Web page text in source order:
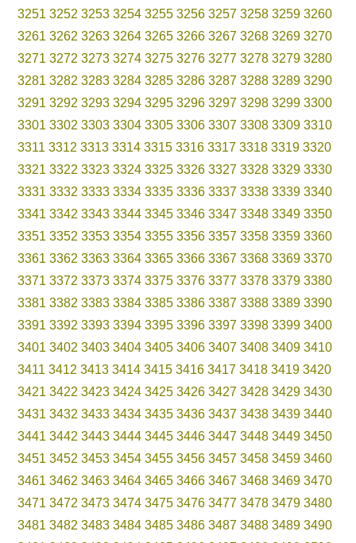
3251 3252 3253 3254 3255 3256 3257 3258 3259 3260
3261 3262 3263 3264 3265 3266 3267 3268 3269 3270
3271 3272 3273 3274 3275 3276 3277 3278 3279 3280
3281 3282 3283 3284 3285 3286 3287 3288 3289 3290
3291 3292 3293 3294 3295 3296 3297 3298 3299 3300
3301 3302 3303 3304 3305 3306 3307 3308 3309 3310
3311 3312 3313 3314 3315 3316 3317 3318 3319 3320
3321 3322 3323 3324 3325 3326 3327 3328 3329 3330
3331 3332 3333 3334 3335 3336 3337 3338 3339 3340
3341 3342 3343 3344 3345 3346 3347 3348 3349 3350
3351 3352 3353 3354 3355 3356 3357 3358 3359 3360
3361 3362 3363 3364 3365 3366 3367 3368 3369 3370
3371 3372 3373 3374 3375 3376 3377 3378 3379 3380
3381 3382 3383 3384 3385 3386 3387 3388 3389 3390
3391 3392 3393 3394 3395 3396 3397 3398 3399 3400
3401 3402 3403 3404 3405 3406 3407 3408 3409 3410
3411 3412 3413 3414 3415 3416 3417 3418 3419 3420
3421 3422 3423 3424 3425 3426 3427 3428 3429 3430
3431 3432 3433 3434 3435 3436 3437 3438 3439 3440
3441 3442 3443 3444 3445 3446 3447 3448 3449 3450
3451 3452 3453 3454 3455 3456 3457 3458 3459 3460
3461 3462 3463 3464 3465 3466 3467 3468 3469 3470
3471 3472 3473 3474 3475 3476 3477 3478 3479 3480
3481 3482 3483 3484 3485 3486 3487 3488 3489 3490